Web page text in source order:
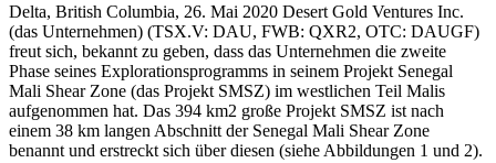
Delta, British Columbia, 26. Mai 2020 Desert Gold Ventures Inc.
(das Unternehmen) (TSX.V: DAU, FWB: QXR2, OTC: DAUGF)
freut sich, bekannt zu geben, dass das Unternehmen die zweite
Phase seines Explorationsprogramms in seinem Projekt Senegal
Mali Shear Zone (das Projekt SMSZ) im westlichen Teil Malis
aufgenommen hat. Das 394 km2 große Projekt SMSZ ist nach
einem 38 km langen Abschnitt der Senegal Mali Shear Zone
benannt und erstreckt sich über diesen (siehe Abbildungen 1 und 2).